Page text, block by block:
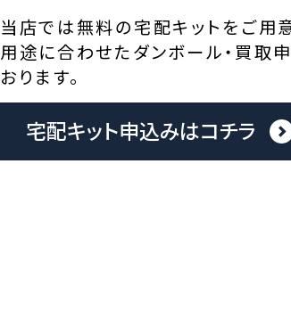
当店では無料の宅配キットをご用意
用途に合わせたダンボール・買取
おります。
宅配キット申込みはコチラ